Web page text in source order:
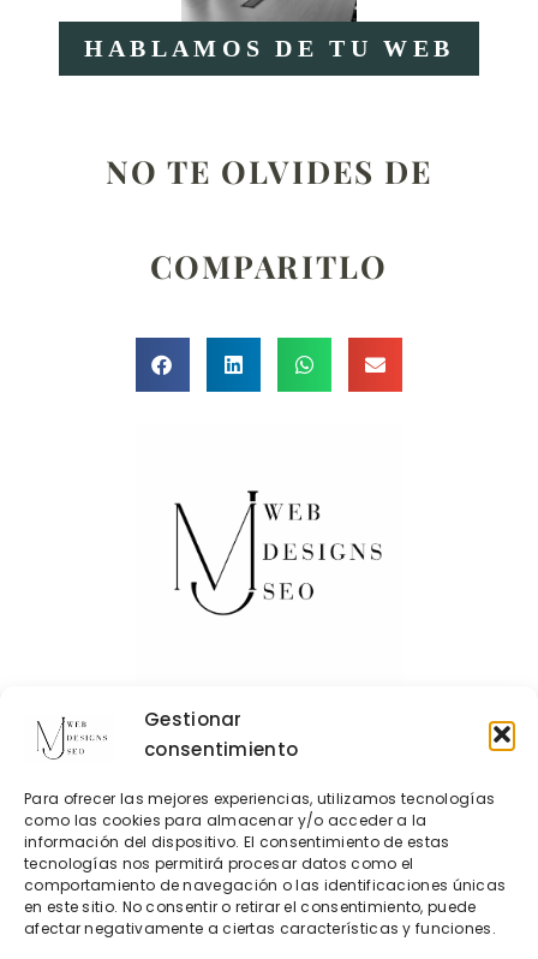
Gestionar
consentimiento
Para ofrecer las mejores experiencias, utilizamos tecnologías
como las cookies para almacenar y/o acceder a la
información del dispositivo. El consentimiento de estas
tecnologías nos permitirá procesar datos como el
comportamiento de navegación o las identificaciones únicas
en este sitio. No consentir o retirar el consentimiento, puede
afectar negativamente a ciertas características y funciones.
HABLAMOS DE TU WEB
NO TE OLVIDES DE
COMPARITLO
Política de Cookies
Política de privacidad
AdelantIA